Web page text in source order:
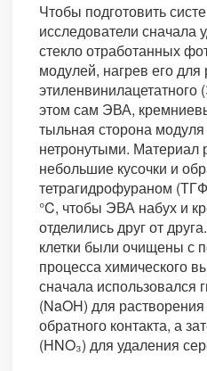
Чтобы подготовить
исследователи сначала
стекло отработанных
модулей, нагрев его для
этиленвинилацетатного
этом сам ЭВА,
тыльная сторона модуля
нетронутыми. Материал
небольшие кусочки и
тетрагидрофураном
°C, чтобы ЭВА набух и
отделились друг от
клетки были очищены с
процесса химического
сначала использовался
(NaOH) для
обратного контакта, а
(HNO₃) для удаления